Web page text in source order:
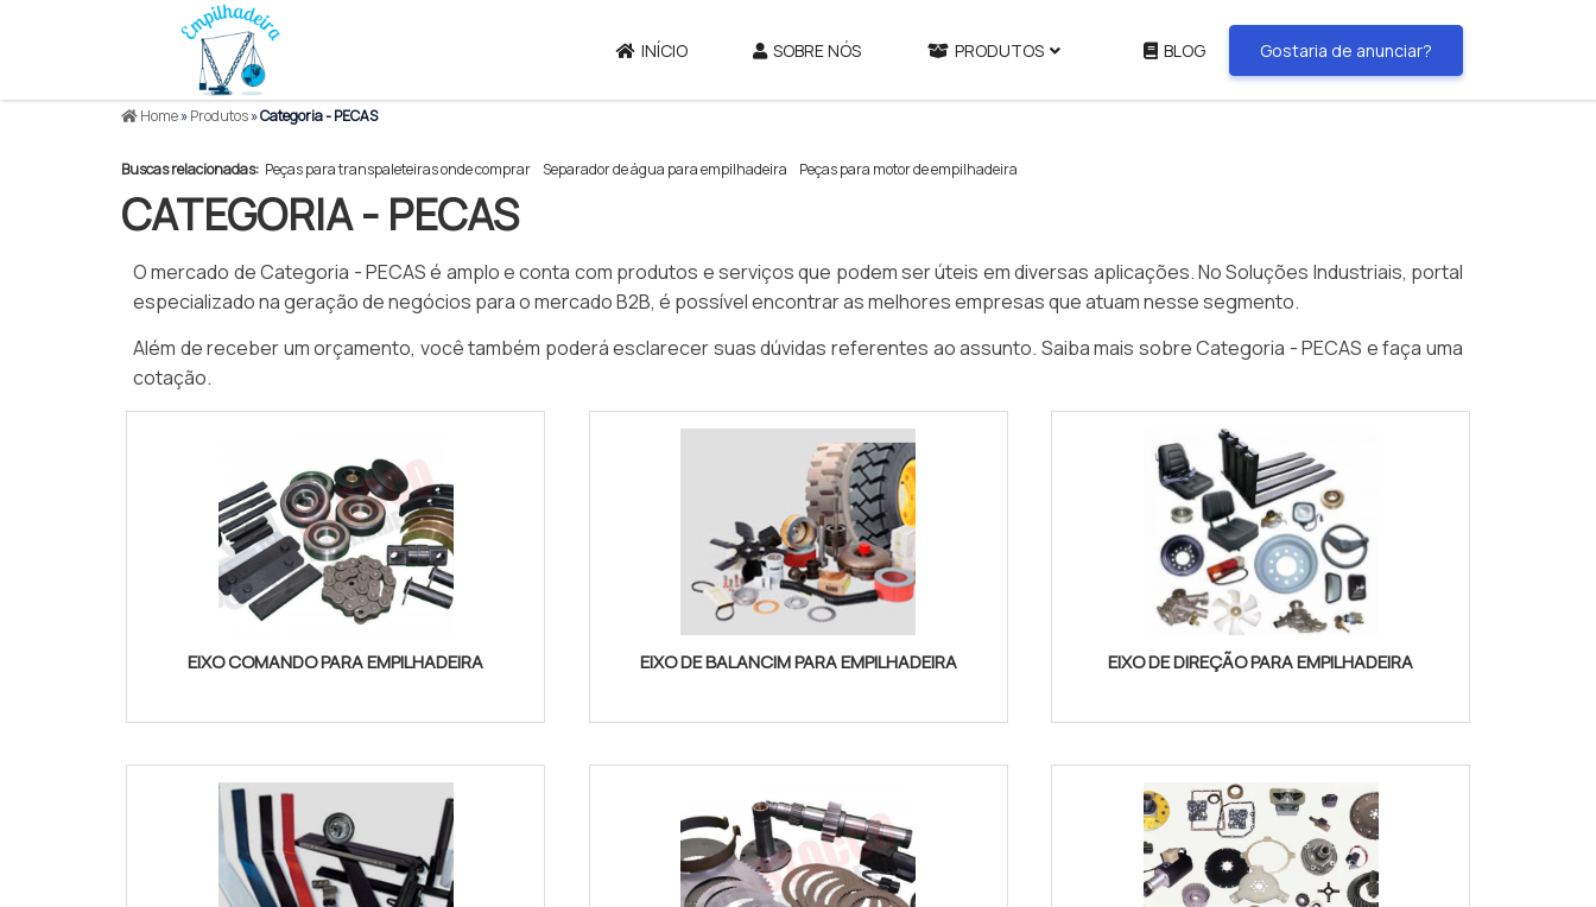
INÍCIO SOBRE NÓS PRODUTOS BLOG Gostaria de anunciar?
Home»Produtos»Categoria - PECAS
Buscas relacionadas: Peças para transpaleteiras onde comprar Separador de água para empilhadeira Peças para motor de empilhadeira
CATEGORIA - PECAS
O mercado de Categoria - PECAS é amplo e conta com produtos e serviços que podem ser úteis em diversas aplicações. No Soluções Industriais, portal
especializado na geração de negócios para o mercado B2B, é possível encontrar as melhores empresas que atuam nesse segmento.
Além de receber um orçamento, você também poderá esclarecer suas dúvidas referentes ao assunto. Saiba mais sobre Categoria - PECAS e faça uma
cotação.
EIXO COMANDO PARA EMPILHADEIRA EIXO DE BALANCIM PARA EMPILHADEIRA EIXO DE DIREÇÃO PARA EMPILHADEIRA